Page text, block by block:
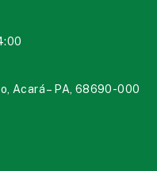
Acará – PA, 68690-000